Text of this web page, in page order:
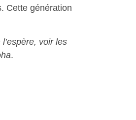
Cette génération
voir les
.